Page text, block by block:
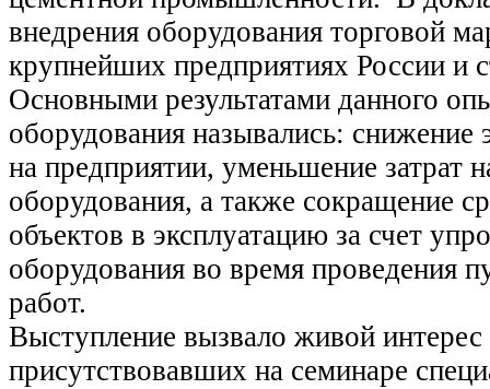
внедрения оборудования торговой
крупнейших предприятиях России и
Основными результатами данного
оборудования назывались: снижение
на предприятии, уменьшение затрат
оборудования, а также сокращение
объектов в эксплуатацию за счет
оборудования во время проведения
работ.
Выступление вызвало живой интерес
присутствовавших на семинаре